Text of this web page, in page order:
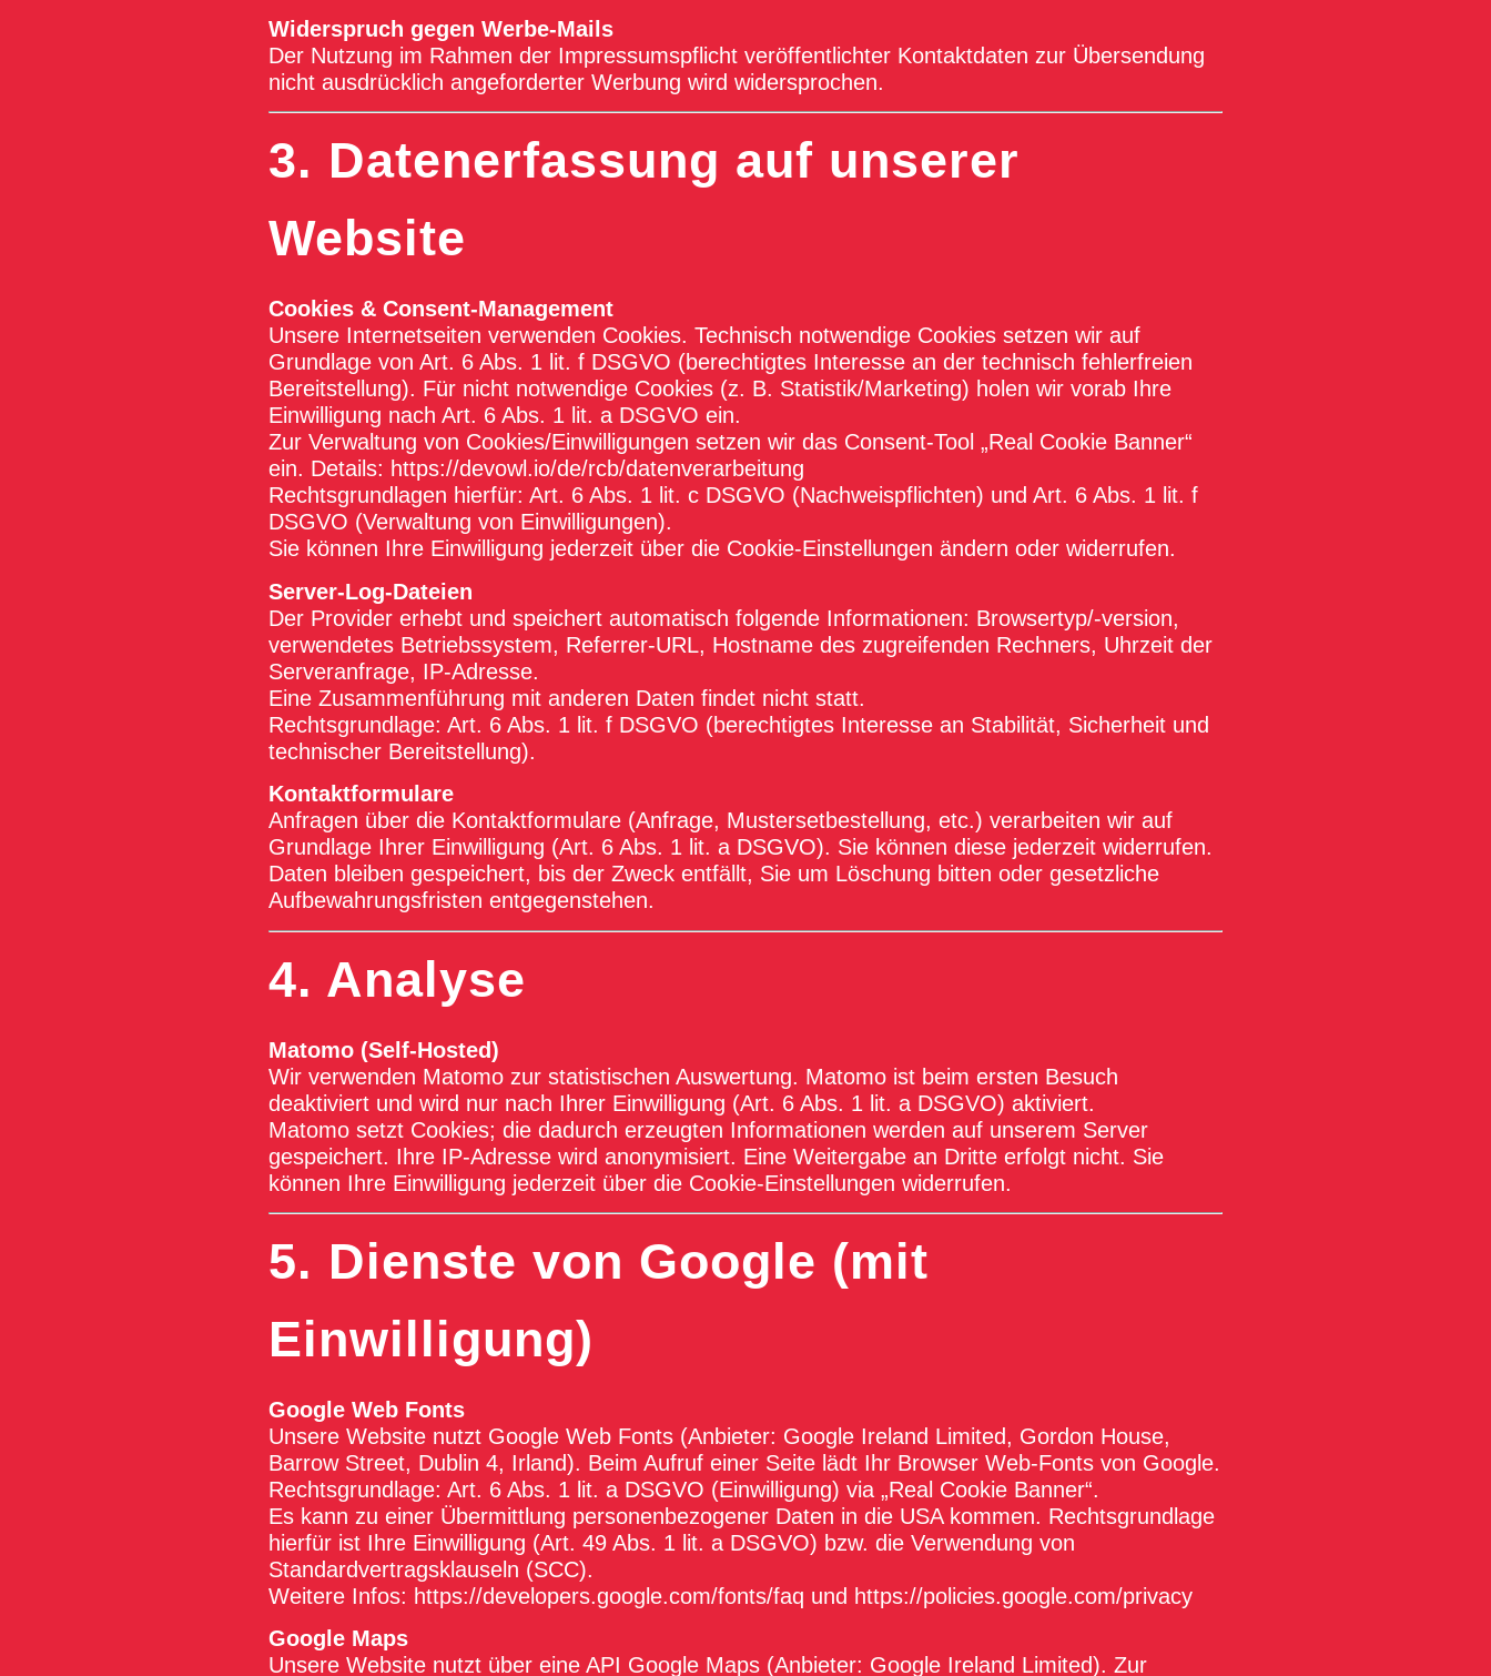
Widerspruch gegen Werbe-Mails
Der Nutzung im Rahmen der Impressumspflicht veröffentlichter Kontaktdaten zur Übersendung
nicht ausdrücklich angeforderter Werbung wird widersprochen.
3. Datenerfassung auf unserer
Website
Cookies & Consent-Management
Unsere Internetseiten verwenden Cookies. Technisch notwendige Cookies setzen wir auf
Grundlage von Art. 6 Abs. 1 lit. f DSGVO (berechtigtes Interesse an der technisch fehlerfreien
Bereitstellung). Für nicht notwendige Cookies (z. B. Statistik/Marketing) holen wir vorab Ihre
Einwilligung nach Art. 6 Abs. 1 lit. a DSGVO ein.
Zur Verwaltung von Cookies/Einwilligungen setzen wir das Consent-Tool „Real Cookie Banner“
ein. Details: https://devowl.io/de/rcb/datenverarbeitung
Rechtsgrundlagen hierfür: Art. 6 Abs. 1 lit. c DSGVO (Nachweispflichten) und Art. 6 Abs. 1 lit. f
DSGVO (Verwaltung von Einwilligungen).
Sie können Ihre Einwilligung jederzeit über die Cookie-Einstellungen ändern oder widerrufen.
Server-Log-Dateien
Der Provider erhebt und speichert automatisch folgende Informationen: Browsertyp/-version,
verwendetes Betriebssystem, Referrer-URL, Hostname des zugreifenden Rechners, Uhrzeit der
Serveranfrage, IP-Adresse.
Eine Zusammenführung mit anderen Daten findet nicht statt.
Rechtsgrundlage: Art. 6 Abs. 1 lit. f DSGVO (berechtigtes Interesse an Stabilität, Sicherheit und
technischer Bereitstellung).
Kontaktformulare
Anfragen über die Kontaktformulare (Anfrage, Mustersetbestellung, etc.) verarbeiten wir auf
Grundlage Ihrer Einwilligung (Art. 6 Abs. 1 lit. a DSGVO). Sie können diese jederzeit widerrufen.
Daten bleiben gespeichert, bis der Zweck entfällt, Sie um Löschung bitten oder gesetzliche
Aufbewahrungsfristen entgegenstehen.
4. Analyse
Matomo (Self-Hosted)
Wir verwenden Matomo zur statistischen Auswertung. Matomo ist beim ersten Besuch
deaktiviert und wird nur nach Ihrer Einwilligung (Art. 6 Abs. 1 lit. a DSGVO) aktiviert.
Matomo setzt Cookies; die dadurch erzeugten Informationen werden auf unserem Server
gespeichert. Ihre IP-Adresse wird anonymisiert. Eine Weitergabe an Dritte erfolgt nicht. Sie
können Ihre Einwilligung jederzeit über die Cookie-Einstellungen widerrufen.
5. Dienste von Google (mit
Einwilligung)
Google Web Fonts
Unsere Website nutzt Google Web Fonts (Anbieter: Google Ireland Limited, Gordon House,
Barrow Street, Dublin 4, Irland). Beim Aufruf einer Seite lädt Ihr Browser Web-Fonts von Google.
Rechtsgrundlage: Art. 6 Abs. 1 lit. a DSGVO (Einwilligung) via „Real Cookie Banner“.
Es kann zu einer Übermittlung personenbezogener Daten in die USA kommen. Rechtsgrundlage
hierfür ist Ihre Einwilligung (Art. 49 Abs. 1 lit. a DSGVO) bzw. die Verwendung von
Standardvertragsklauseln (SCC).
Weitere Infos: https://developers.google.com/fonts/faq und https://policies.google.com/privacy
Google Maps
Unsere Website nutzt über eine API Google Maps (Anbieter: Google Ireland Limited). Zur